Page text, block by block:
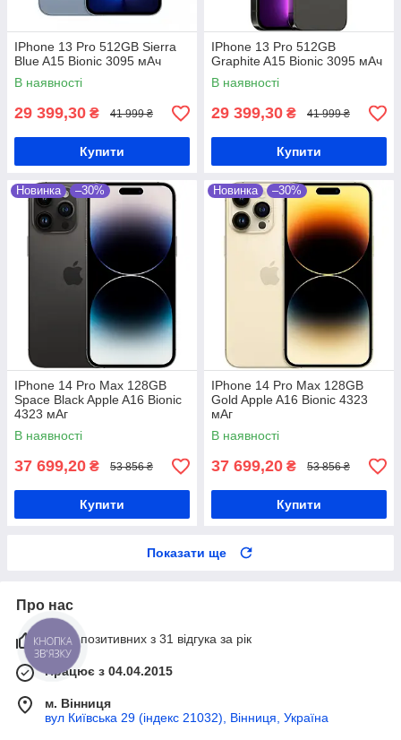
IPhone 13 Pro 512GB Sierra
Blue A15 Bionic 3095 мАч
В наявності
29 399,30 ₴ 41 999 ₴
Купити
IPhone 13 Pro 512GB
Graphite A15 Bionic 3095 мАч
В наявності
29 399,30 ₴ 41 999 ₴
Купити
Новинка –30%
IPhone 14 Pro Max 128GB
Space Black Apple A16 Bionic
4323 мАг
В наявності
37 699,20 ₴ 53 856 ₴
Купити
Новинка –30%
IPhone 14 Pro Max 128GB
Gold Apple A16 Bionic 4323
мАг
В наявності
37 699,20 ₴ 53 856 ₴
Купити
Показати ще
Про нас
100% позитивних з 31 відгука за рік
Працює з 04.04.2015
м. Вінниця
вул Київська 29 (індекс 21032), Вінниця, Україна
КНОПКА
ЗВ'ЯЗКУ